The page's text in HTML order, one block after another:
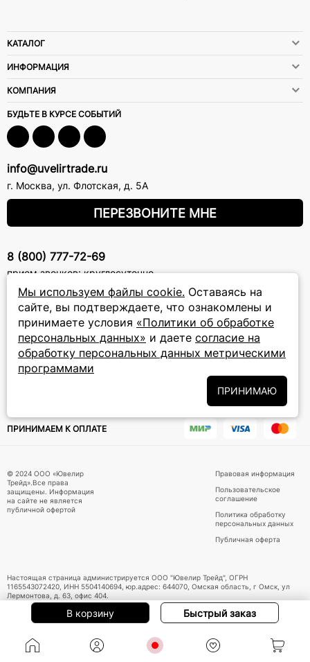
В корзину Быстрый заказ
Мы используем файлы cookie. Оставаясь на
сайте, вы подтверждаете, что ознакомлены и
принимаете условия «Политики об обработке
персональных данных» и даете согласие на
обработку персональных данных метрическими
программами
ПРИНИМАЮ
КАТАЛОГ
ИНФОРМАЦИЯ
КОМПАНИЯ
БУДЬТЕ В КУРСЕ СОБЫТИЙ
info@uvelirtrade.ru
г. Москва, ул. Флотская, д. 5А
ПЕРЕЗВОНИТЕ МНЕ
8 (800) 777-72-69
прием звонков: круглосуточно
ПОДПИСКА НА РАССЫЛКУ
Подписаться на новости
Подписываясь на рассылку, вы соглашаетесь с условиями
обработки персональных данных
и даёте своё согласие на их
ПРИНИМАЕМ К ОПЛАТЕ
© 2024 ООО «Ювелир
Трейд».Все права
защищены. Информация
на сайте не является
публичной офертой
Правовая информация
Пользовательское
соглашение
Политика обработку
персональных данных
Публичная оферта
Настоящая страница администрируется ООО "Ювелир Трейд", ОГРН
1165543072420, ИНН 5504140694, юр.адрес: 644070, Омская область, г Омск, ул
Лермонтова, д. 63, офис 404.